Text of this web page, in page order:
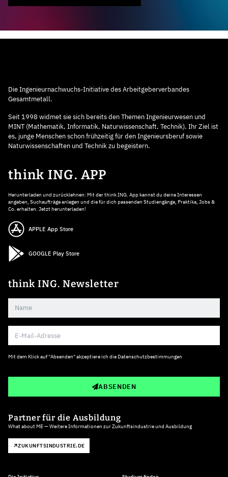
Die Ingenieurnachwuchs-Initiative des Arbeitgeberverbandes
Gesamtmetall.
Seit 1998 widmet sie sich bereits den Themen Ingenieurwesen und
MINT (Mathematik, Informatik, Naturwissenschaft, Technik). Ihr Ziel ist
es, junge Menschen schon frühzeitig für den Ingenieursberuf sowie
Naturwissenschaften und Technik zu begeistern.
think ING. APP
Herunterladen und zurücklehnen: Mit der think ING. App kannst du deine Interessen
angeben, Suchaufträge anlegen und die für dich passenden Studiengänge, Praktika, Jobs &
Co. erhalten. Jetzt herunterladen!
APPLE App Store
GOOGLE Play Store
think ING. Newsletter
Mit dem Klick auf "Absenden" akzeptiere ich die Datenschutzbestimmungen
ABSENDEN
Partner für die Ausbildung
What about ME — Weitere Informationen zur Zukunftsindustrie und Ausbildung
ZUKUNFTSINDUSTRIE.DE